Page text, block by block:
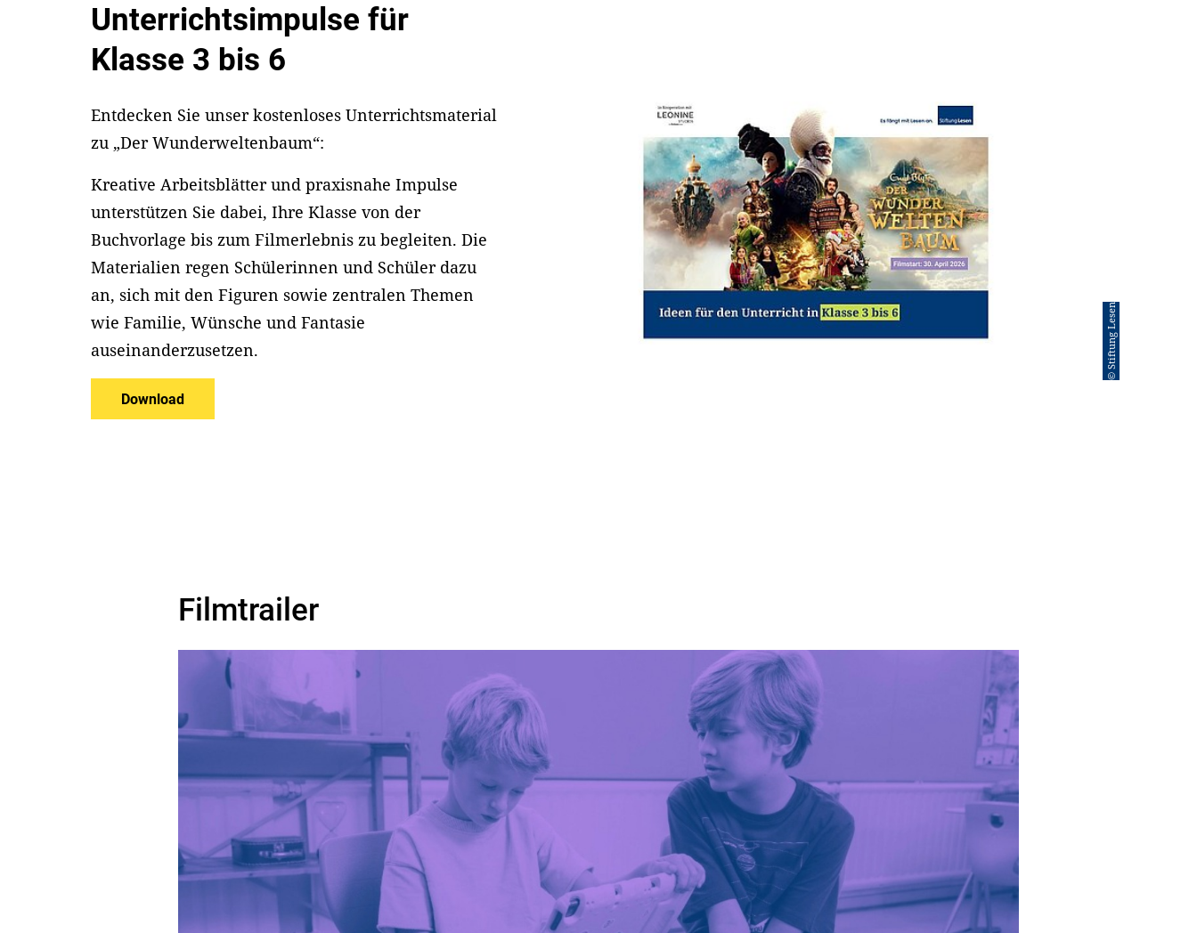
Unterrichtsimpulse für
Klasse 3 bis 6
Entdecken Sie unser kostenloses Unterrichtsmaterial
zu „Der Wunderweltenbaum“:
Kreative Arbeitsblätter und praxisnahe Impulse
unterstützen Sie dabei, Ihre Klasse von der
Buchvorlage bis zum Filmerlebnis zu begleiten. Die
Materialien regen Schülerinnen und Schüler dazu
an, sich mit den Figuren sowie zentralen Themen
wie Familie, Wünsche und Fantasie
auseinanderzusetzen.
Download
© Stiftung Lesen
Filmtrailer